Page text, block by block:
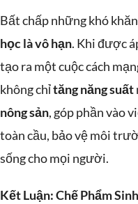
Bất chấp những khó
học là vô hạn. Khi được
tạo ra một cuộc cách
không chỉtăng năng suất
nông sản, góp phần vào
toàn cầu, bảo vệ môi
sống cho mọi người.
Kết Luận: Chế Phẩm